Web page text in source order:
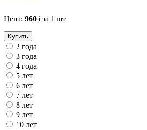
Цена: 960 i за 1 шт
Купить
2 года
3 года
4 года
5 лет
6 лет
7 лет
8 лет
9 лет
10 лет